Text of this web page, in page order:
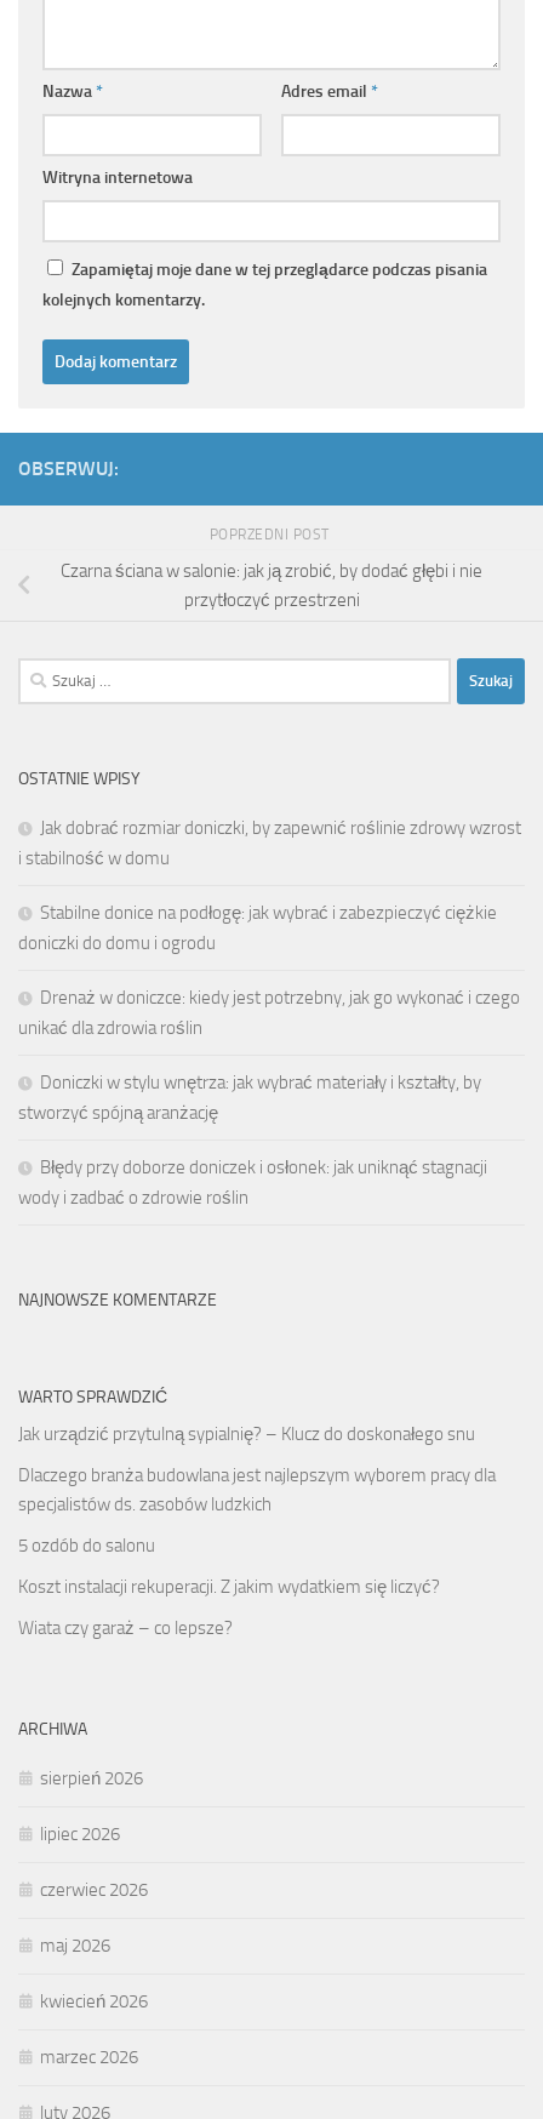
Nazwa* Adres email *
Witryna internetowa
Zapamiętaj moje dane w tej przeglądarce podczas pisania
kolejnych komentarzy.
OBSERWUJ:
POPRZEDNI POST
Czarna ściana w salonie: jak ją zrobić, by dodać głębi i nie
przytłoczyć przestrzeni
Szukaj:
OSTATNIE WPISY
Jak dobrać rozmiar doniczki, by zapewnić roślinie zdrowy wzrost
i stabilność w domu
Stabilne donice na podłogę: jak wybrać i zabezpieczyć ciężkie
doniczki do domu i ogrodu
Drenaż w doniczce: kiedy jest potrzebny, jak go wykonać i czego
unikać dla zdrowia roślin
Doniczki w stylu wnętrza: jak wybrać materiały i kształty, by
stworzyć spójną aranżację
Błędy przy doborze doniczek i osłonek: jak uniknąć stagnacji
wody i zadbać o zdrowie roślin
NAJNOWSZE KOMENTARZE
WARTO SPRAWDZIĆ
Jak urządzić przytulną sypialnię? – Klucz do doskonałego snu
Dlaczego branża budowlana jest najlepszym wyborem pracy dla
specjalistów ds. zasobów ludzkich
5 ozdób do salonu
Koszt instalacji rekuperacji. Z jakim wydatkiem się liczyć?
Wiata czy garaż – co lepsze?
ARCHIWA
sierpień 2026
lipiec 2026
czerwiec 2026
maj 2026
kwiecień 2026
marzec 2026
luty 2026